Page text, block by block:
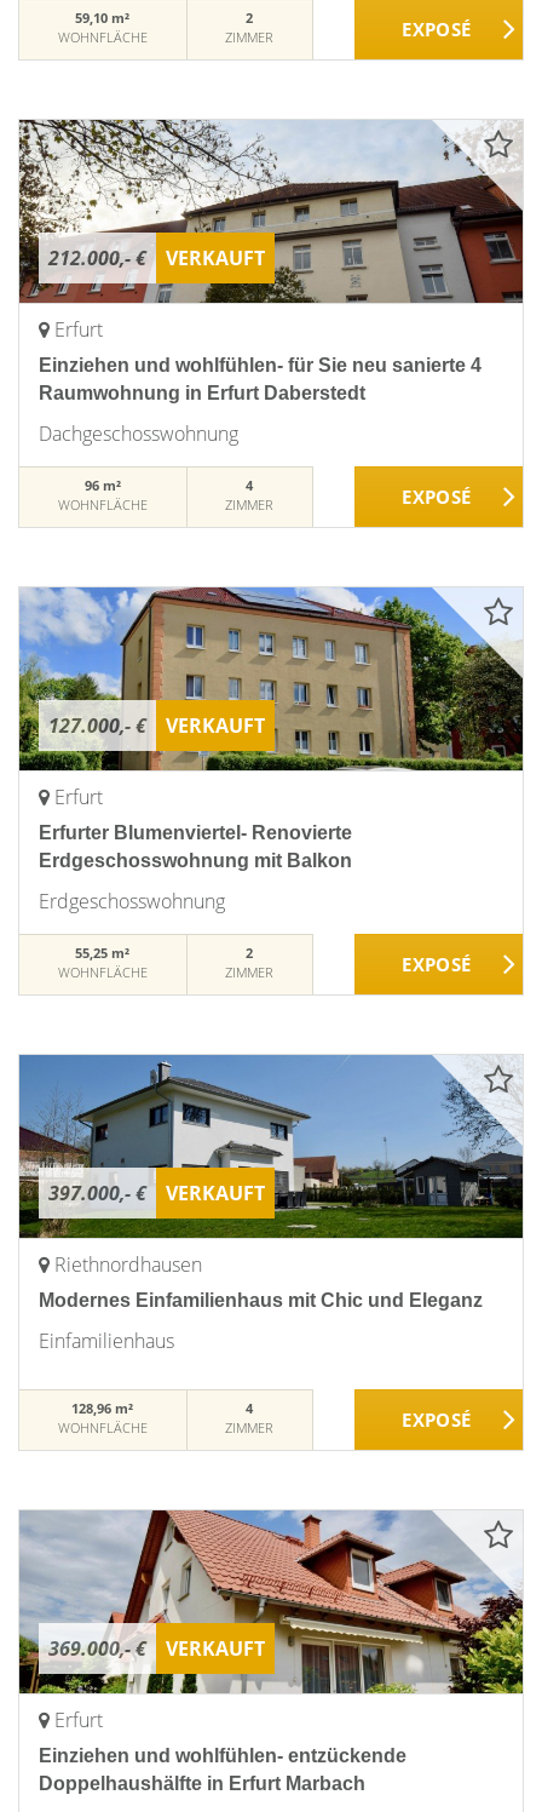
59,10 m²
WOHNFLÄCHE
2
ZIMMER
212.000,- € VERKAUFT
Erfurt
Einziehen und wohlfühlen- für Sie neu sanierte 4
Raumwohnung in Erfurt Daberstedt
Dachgeschosswohnung
96 m²
WOHNFLÄCHE
4
ZIMMER
127.000,- € VERKAUFT
Erfurt
Erfurter Blumenviertel- Renovierte
Erdgeschosswohnung mit Balkon
Erdgeschosswohnung
55,25 m²
WOHNFLÄCHE
2
ZIMMER
397.000,- € VERKAUFT
Riethnordhausen
Modernes Einfamilienhaus mit Chic und Eleganz
Einfamilienhaus
128,96 m²
WOHNFLÄCHE
4
ZIMMER
369.000,- € VERKAUFT
Erfurt
Einziehen und wohlfühlen- entzückende
Doppelhaushälfte in Erfurt Marbach